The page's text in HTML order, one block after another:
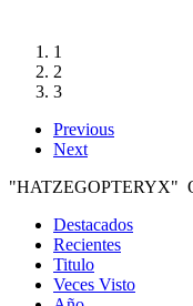
1
2
3
Previous
Next
"HATZEGOPTERYX"
Destacados
Recientes
Titulo
Veces Visto